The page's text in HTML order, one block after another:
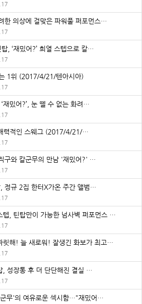
한 의상에 걸맞은 파워풀 퍼포먼스…
탑, ‘재밌어?’ 희열 스텝으로 칼…
1위 (2017/4/21/텐아시아)
‘재밌어?’, 눈 뗄 수 없는 화려…
력적인 스웨그 (2017/4/21/…
구와 칼군무의 만남 '재밌어?' …
정규 2집 한터X가온 주간 앨범…
텝, 틴탑만이 가능한 넘사벽 퍼포먼스 …
릿해! 늘 새로워! 잘생긴 화보가 최고…
성장통 후 더 단단해진 결실 …
무'의 여유로운 섹시함…"재밌어…